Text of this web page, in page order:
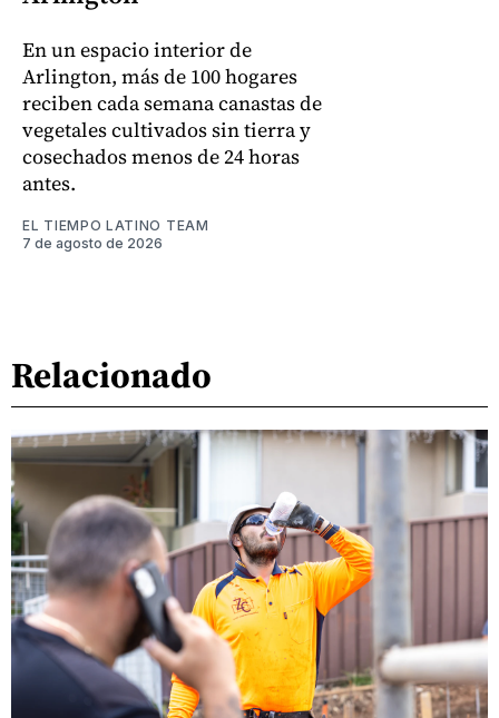
En un espacio interior de
Arlington, más de 100 hogares
reciben cada semana canastas de
vegetales cultivados sin tierra y
cosechados menos de 24 horas
antes.
EL TIEMPO LATINO TEAM
7 de agosto de 2026
Relacionado